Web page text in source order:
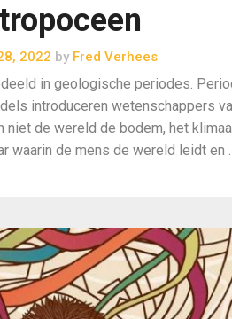
2022 byFred Verhees
in geologische periodes.
introduceren wetenschappers
de wereld de bodem, het
waarin de mens de wereld leidt en